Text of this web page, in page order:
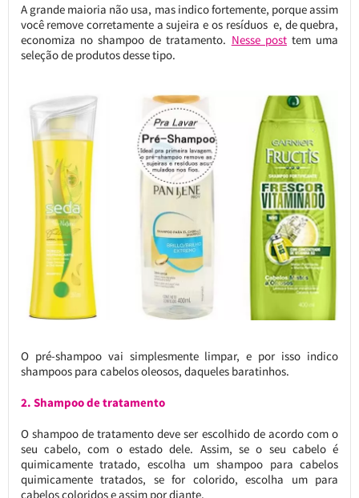
A grande maioria não usa, mas indico fortemente, porque assim
você remove corretamente a sujeira e os resíduos e, de quebra,
economiza no shampoo de tratamento. Nesse posttem uma
seleção de produtos desse tipo.
O pré-shampoo vai simplesmente limpar, e por isso indico
shampoos para cabelos oleosos, daqueles baratinhos.
2. Shampoo de tratamento
O shampoo de tratamento deve ser escolhido de acordo com o
seu cabelo, com o estado dele. Assim, se o seu cabelo é
quimicamente tratado, escolha um shampoo para cabelos
quimicamente tratados, se for colorido, escolha um para
cabelos coloridos e assim por diante.